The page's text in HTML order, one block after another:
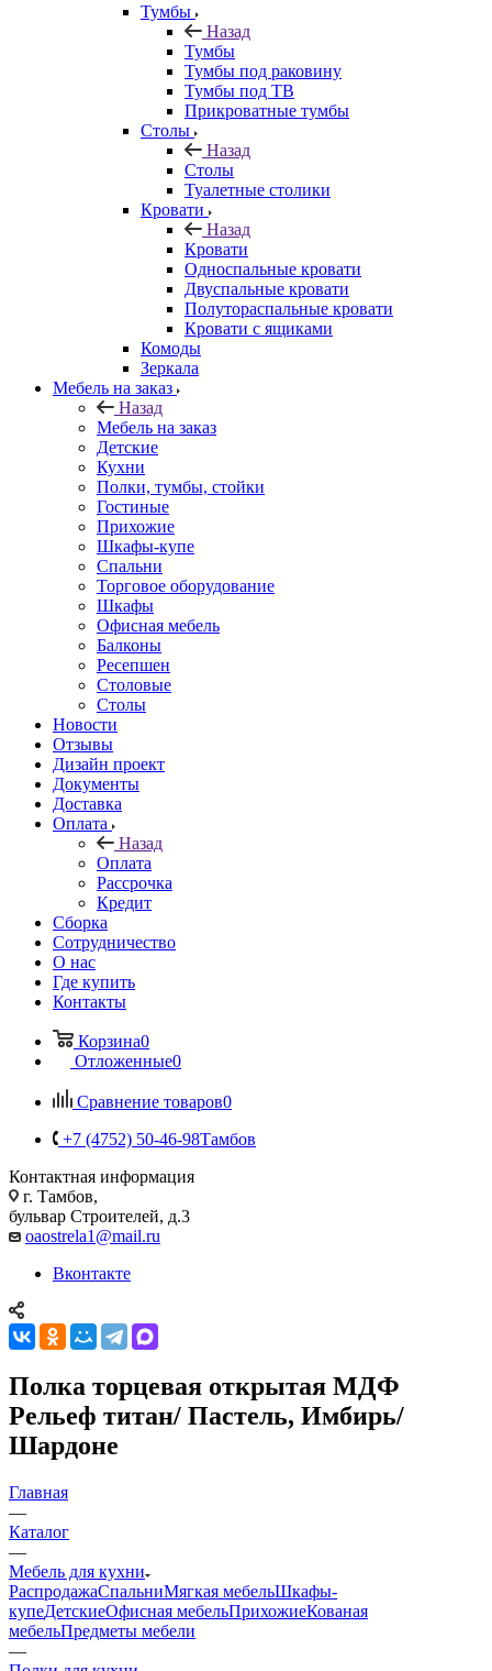
Тумбы
Назад
Тумбы
Тумбы под раковину
Тумбы под ТВ
Прикроватные тумбы
Столы
Назад
Столы
Туалетные столики
Кровати
Назад
Кровати
Односпальные кровати
Двуспальные кровати
Полутораспальные кровати
Кровати с ящиками
Комоды
Зеркала
Мебель на заказ
Назад
Мебель на заказ
Детские
Кухни
Полки, тумбы, стойки
Гостиные
Прихожие
Шкафы-купе
Спальни
Торговое оборудование
Шкафы
Офисная мебель
Балконы
Ресепшен
Столовые
Столы
Новости
Отзывы
Дизайн проект
Документы
Доставка
Оплата
Назад
Оплата
Рассрочка
Кредит
Сборка
Сотрудничество
О нас
Где купить
Контакты
Корзина0
Отложенные0
Сравнение товаров0
+7 (4752) 50-46-98Тамбов
Контактная информация
г. Тамбов,
бульвар Строителей, д.3
oaostrela1@mail.ru
Вконтакте
Полка торцевая открытая МДФ
Рельеф титан/ Пастель, Имбирь/
Шардоне
Главная
—
Каталог
—
Мебель для кухни
РаспродажаСпальниМягкая мебельШкафы-
купеДетскиеОфисная мебельПрихожиеКованая
мебельПредметы мебели
—